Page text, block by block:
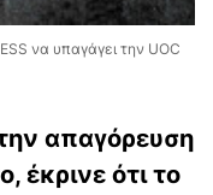
να υπαγάγει την UOC
απαγόρευση
έκρινε ότι το